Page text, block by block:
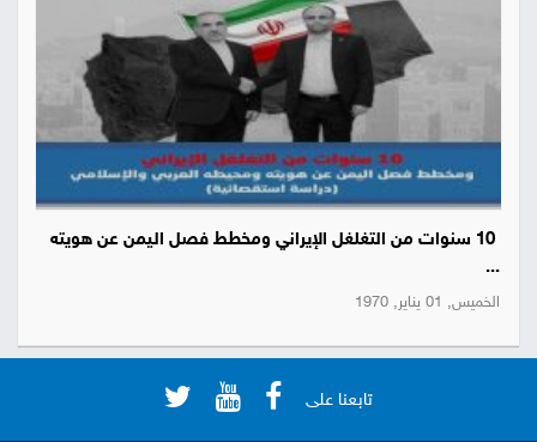
10 سنوات من التغلغل الإيراني ومخطط فصل اليمن عن هويته
...
الخميس, 01 يناير, 1970
تابعنا على